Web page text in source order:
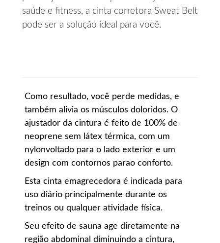
saúde e fitness, a cinta corretora Sweat Belt
pode ser a solução ideal para você.
Como resultado, você perde medidas, e
também alivia os músculos doloridos. O
ajustador da cintura é feito de 100% de
neoprene sem látex térmica, com um
nylonvoltado para o lado exterior e um
design com contornos parao conforto.
Esta cinta emagrecedora é indicada para
uso diário principalmente durante os
treinos ou qualquer atividade física.
Seu efeito de sauna age diretamente na
região abdominal diminuindo a cintura,